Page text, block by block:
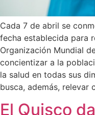
Cada 7 de abril se
fecha establecida para
Organización Mundial
concientizar a la
la salud en todas sus
busca, además,
El Quisco